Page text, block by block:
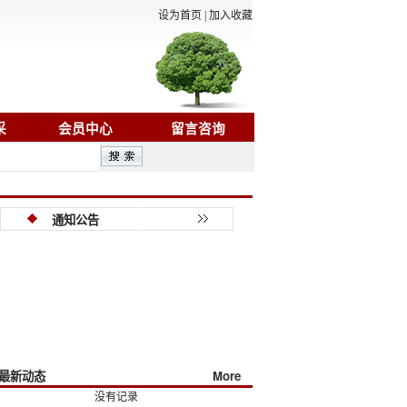
设为首页 加入收藏
会员中心 留言咨询
2022届山东海事职业学院毕业生就业质量分析报告
通知公告
新动态 More
没有记录